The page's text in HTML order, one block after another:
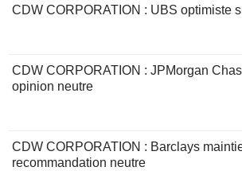
CDW CORPORATION : UBS optimiste
CDW CORPORATION : JPMorgan
opinion neutre
CDW CORPORATION : Barclays
recommandation neutre